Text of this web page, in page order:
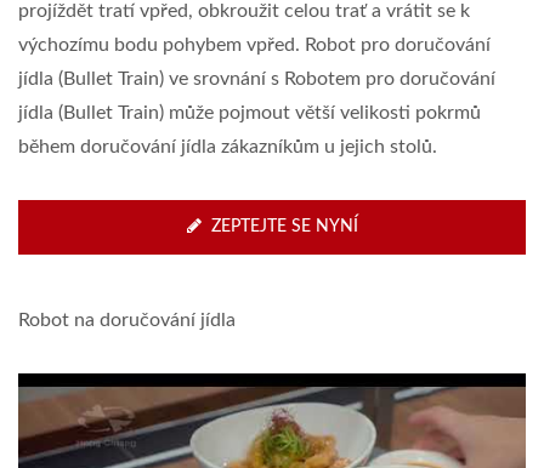
projíždět tratí vpřed, obkroužit celou trať a vrátit se k
výchozímu bodu pohybem vpřed. Robot pro doručování
jídla (Bullet Train) ve srovnání s Robotem pro doručování
jídla (Bullet Train) může pojmout větší velikosti pokrmů
během doručování jídla zákazníkům u jejich stolů.
ZEPTEJTE SE NYNÍ
Robot na doručování jídla